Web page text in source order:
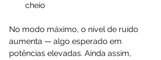
cheio
No modo máximo, o nível de ruído
aumenta — algo esperado em
potências elevadas. Ainda assim,